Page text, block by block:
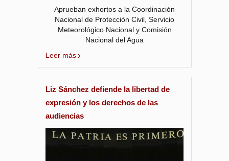
Aprueban exhortos a la Coordinación
Nacional de Protección Civil, Servicio
Meteorológico Nacional y Comisión
Nacional del Agua
Leer más
Liz Sánchez defiende la libertad de
expresión y los derechos de las
audiencias